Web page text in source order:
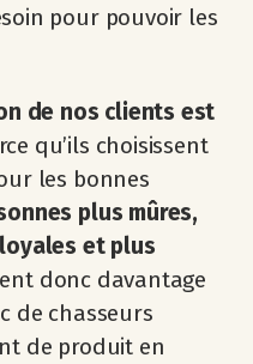
pour pouvoir les
de nos clients est
qu’ils choisissent
les bonnes
plus mûres,
et plus
donc davantage
de chasseurs
de produit en